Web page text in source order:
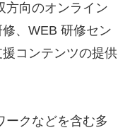
向のオンライン
、WEB 研修セン
コンテンツの提供
クなどを含む多